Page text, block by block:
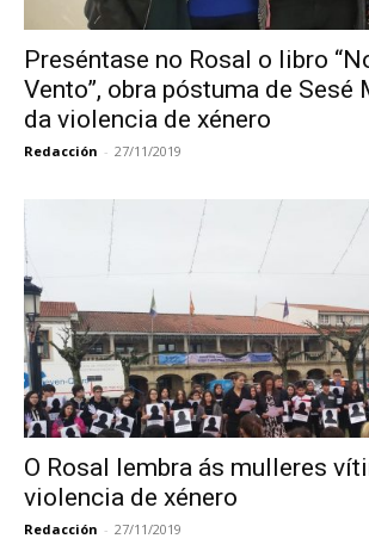
Preséntase no Rosal o libro
Vento”, obra póstuma de Sesé
da violencia de xénero
Redacción - 27/11/2019
O Rosal lembra ás mulleres
violencia de xénero
Redacción - 27/11/2019